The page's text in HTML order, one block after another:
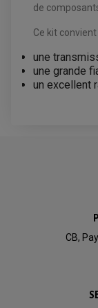
COURROIE
POMPE A
de
Ce kit
une
une grande
un excellent
CB,